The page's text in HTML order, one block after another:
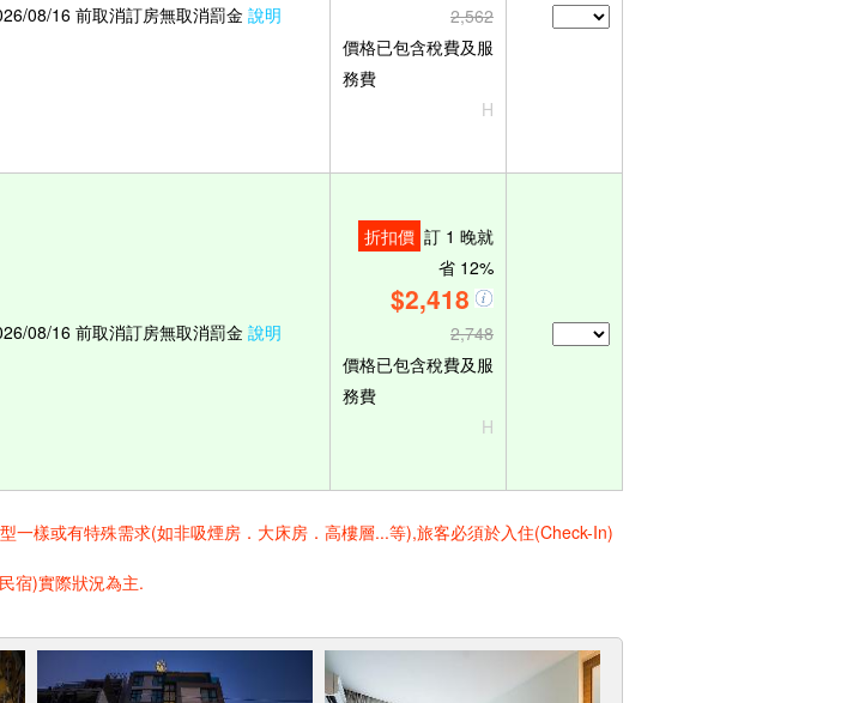
08/16 前取消訂房無取消罰金 說明
2,562
價格已包含稅費及服
務費
H
08/16 前取消訂房無取消罰金 說明
折扣價 訂 1 晚就
省 12%
$2,418
2,748
價格已包含稅費及服
務費
H
一樣或有特殊需求(如非吸煙房．大床房．高樓層...等),旅客必須於入住(Check-In)
宿)實際狀況為主.